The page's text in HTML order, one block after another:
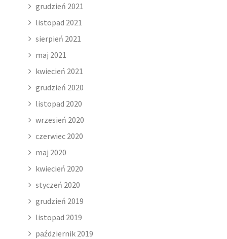
grudzień 2021
listopad 2021
sierpień 2021
maj 2021
kwiecień 2021
grudzień 2020
listopad 2020
wrzesień 2020
czerwiec 2020
maj 2020
kwiecień 2020
styczeń 2020
grudzień 2019
listopad 2019
październik 2019